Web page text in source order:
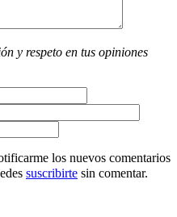
y respeto en tus opiniones
los nuevos comentarios
suscribirte sin comentar.